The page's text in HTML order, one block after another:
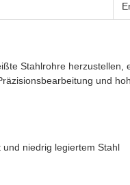
Stahlrohre
und
niedrig legiertem Stahl